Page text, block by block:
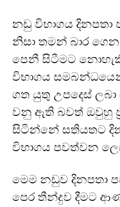
නඩු විභාගය දිනපතා
නිසා තමන් බාර
පෙනී සිටීමට
විභාගය
ගත යුතු උපදෙස්
වනු ඇති බවත් ඔවුහු
සිටින්නේ සතියතට
විභාගය පවත්වන
මෙම නඩුව දිනපතා
පෙර තීන්දුව දීමට